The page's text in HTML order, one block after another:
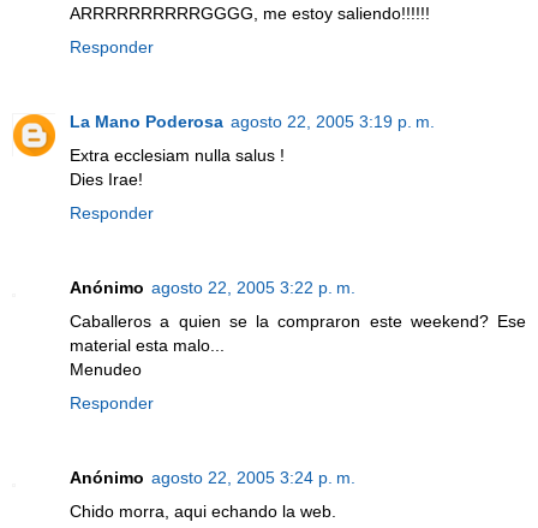
ARRRRRRRRRRGGGG, me estoy saliendo!!!!!!
Responder
La Mano Poderosa agosto 22, 2005 3:19 p. m.
Extra ecclesiam nulla salus !
Dies Irae!
Responder
Anónimo agosto 22, 2005 3:22 p. m.
Caballeros a quien se la compraron este weekend? Ese
material esta malo...
Menudeo
Responder
Anónimo agosto 22, 2005 3:24 p. m.
Chido morra, aqui echando la web.